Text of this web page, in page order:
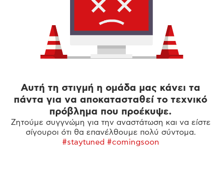
Αυτή τη στιγμή η ομάδα μας κάνει τα
πάντα για να αποκατασταθεί το τεχνικό
πρόβλημα που προέκυψε.
Ζητούμε συγγνώμη για την αναστάτωση και να είστε
σίγουροι ότι θα επανέλθουμε πολύ σύντομα.
#staytuned #comingsoon